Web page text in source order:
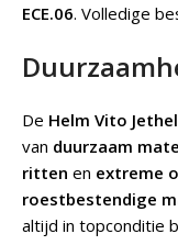
ECE.06. Volledige
De Helm Vito
van duurzaam
ritten en extreme
roestbestendige
altijd in topconditie